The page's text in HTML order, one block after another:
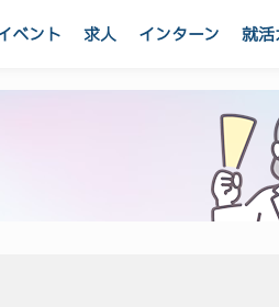
ベント 求人 インターン 就活